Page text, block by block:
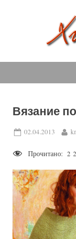
Вязание
Posted
02.04.2013
Прочитано: 2